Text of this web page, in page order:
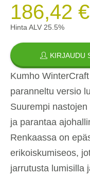
186,42 €
Hinta ALV 25.5%
KIRJAUDU
Kumho
paranneltu versio
Suurempi
ja parantaa
Renkaassa on
erikoiskumiseos,
jarrutusta lumisilla